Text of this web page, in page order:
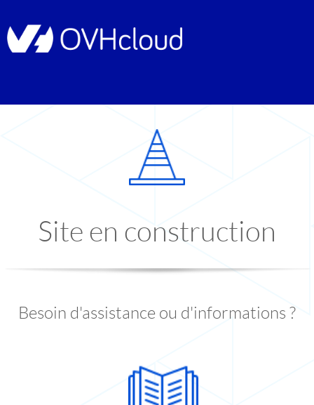
Site en construction
Besoin d'assistance ou d'informations ?